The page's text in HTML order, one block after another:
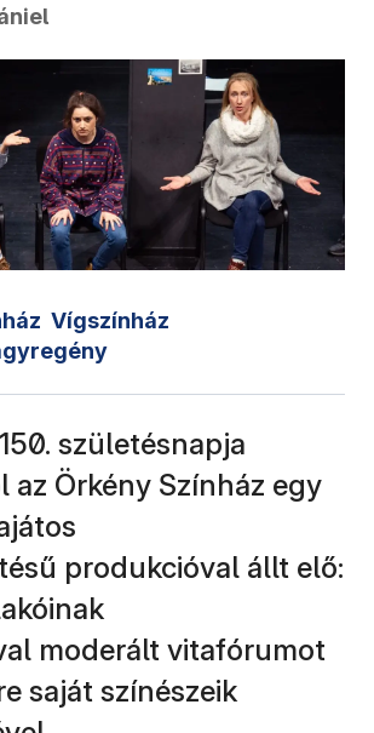
Vígszínház
születésnapja
az Örkény Színház egy
produkcióval állt elő:
moderált vitafórumot
saját színészeik